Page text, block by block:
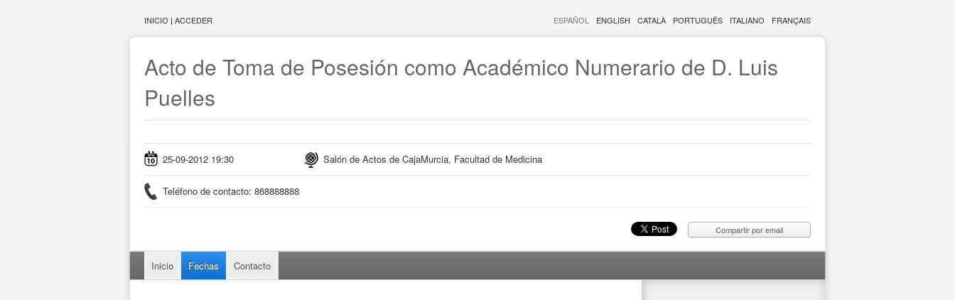
INICIO | ACCEDER ESPAÑOL ENGLISH CATALÀ PORTUGUÊS ITALIANO FRANÇAIS
Acto de Toma de Posesión como Académico Numerario de D. Luis
Puelles
25-09-2012 19:30 Salón de Actos de CajaMurcia, Facultad de Medicina
Teléfono de contacto: 868888888
Compartir por email
Inicio Fechas Contacto